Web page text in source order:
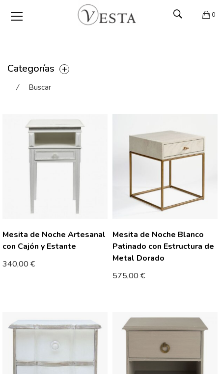
0
Categorías
⁄ Buscar
Mesita de Noche Artesanal
con Cajón y Estante
340,00€
Mesita de Noche Blanco
Patinado con Estructura de
Metal Dorado
575,00€